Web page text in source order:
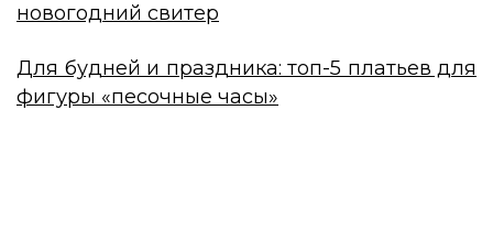
новогодний свитер
Для будней и праздника: топ-5 платьев для
фигуры «песочные часы»